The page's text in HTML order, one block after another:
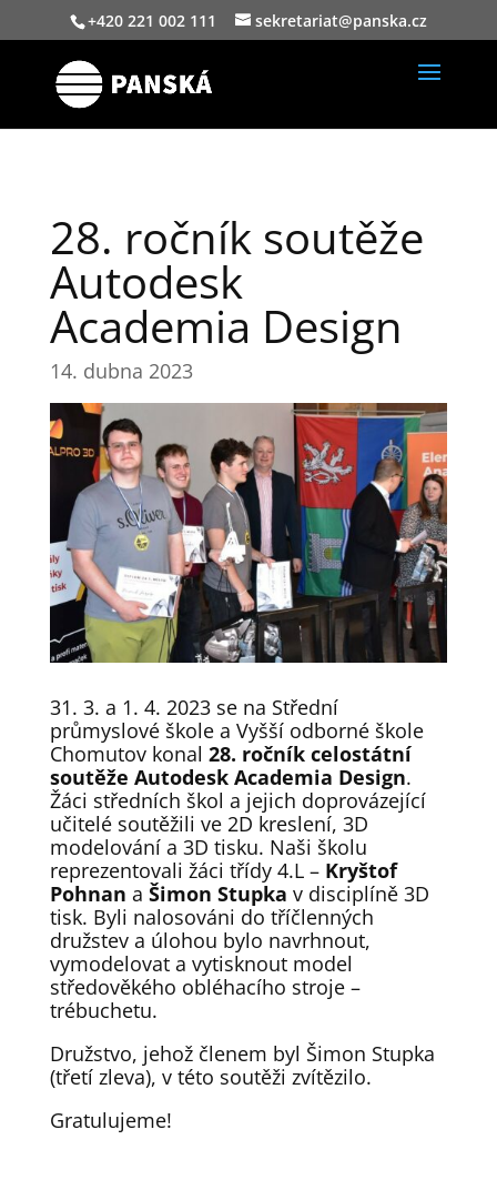
+420 221 002 111 sekretariat@panska.cz
28. ročník soutěže
Autodesk
Academia Design
14. dubna 2023
31. 3. a 1. 4. 2023 se na Střední
průmyslové škole a Vyšší odborné škole
Chomutov konal 28. ročník celostátní
soutěže Autodesk Academia Design.
Žáci středních škol a jejich doprovázející
učitelé soutěžili ve 2D kreslení, 3D
modelování a 3D tisku. Naši školu
reprezentovali žáci třídy 4.L – Kryštof
Pohnan a Šimon Stupka v disciplíně 3D
tisk. Byli nalosováni do tříčlenných
družstev a úlohou bylo navrhnout,
vymodelovat a vytisknout model
středověkého obléhacího stroje –
trébuchetu.
Družstvo, jehož členem byl Šimon Stupka
(třetí zleva), v této soutěži zvítězilo.
Gratulujeme!